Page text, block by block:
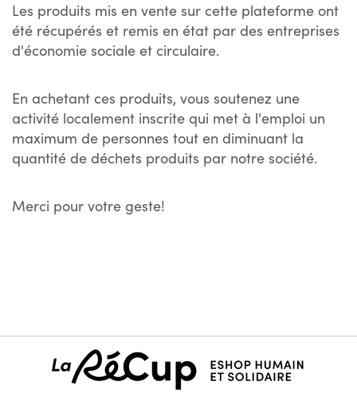
Les produits mis en vente sur cette plateforme ont
été récupérés et remis en état par des entreprises
d'économie sociale et circulaire.
En achetant ces produits, vous soutenez une
activité localement inscrite qui met à l'emploi un
maximum de personnes tout en diminuant la
quantité de déchets produits par notre société.
Merci pour votre geste!